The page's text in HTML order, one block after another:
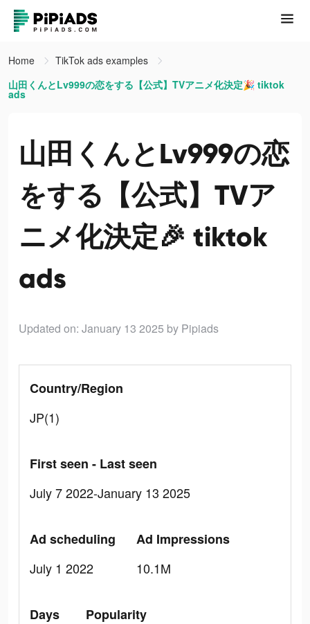
Home
TikTok ads examples
山田くんとLv999の恋をする【公式】TVアニメ化決定🎉 tiktok
ads
山田くんとLv999の恋
をする【公式】TVア
ニメ化決定🎉 tiktok
ads
Updated on: January 13 2025 by Pipiads
Country/Region
JP(1)
First seen - Last seen
July 7 2022-January 13 2025
Ad scheduling
July 1 2022
Ad Impressions
10.1M
Days
Popularity